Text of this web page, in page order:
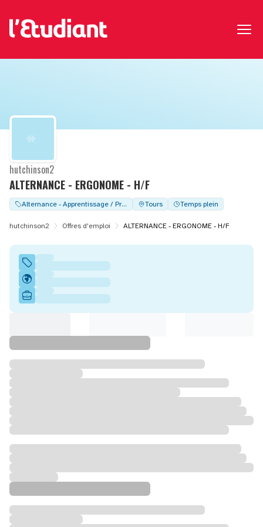
ALTERNANCE - ERGONOME - H/F
hutchinson2
Alternance - Apprentissage / Professionalisation Tours Temps plein
hutchinson2 Offres d'emploi ALTERNANCE - ERGONOME - H/F